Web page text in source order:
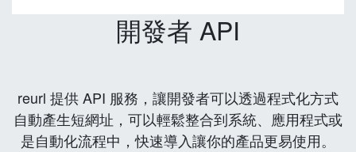
開發者 API
reurl 提供 API 服務，讓開發者可以透過程式化方式
自動產生短網址，可以輕鬆整合到系統、應用程式或
是自動化流程中，快速導入讓你的產品更易使用。